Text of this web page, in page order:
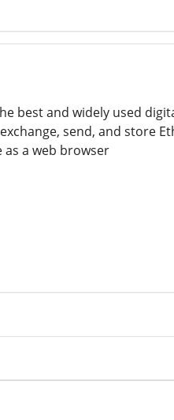
best and widely used
send, and store
as a web browser